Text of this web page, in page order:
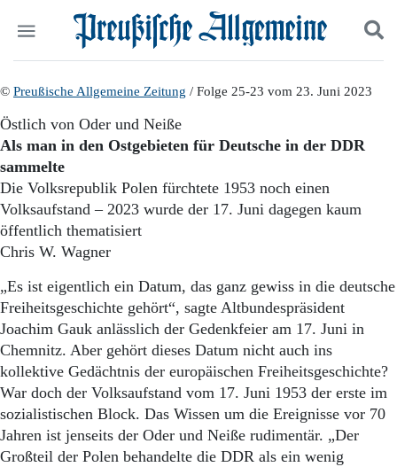
Start
Wer wir sind
Aktuelle Ausgabe
Abonnenten-Login
Abonnent werden
Abo Prämien
Politik
Wirtschaft
Panorama
Leben
Geschichte
Schlesien
Danzig und Westpreußen
Bücher
Suchen und finden
© Preußische Allgemeine Zeitung / Folge 25-23 vom 23. Juni 2023
Östlich von Oder und Neiße
Als man in den Ostgebieten für Deutsche in der DDR
sammelte
Die Volksrepublik Polen fürchtete 1953 noch einen
Volksaufstand – 2023 wurde der 17. Juni dagegen kaum
öffentlich thematisiert
Chris W. Wagner
„Es ist eigentlich ein Datum, das ganz gewiss in die deutsche
Freiheitsgeschichte gehört“, sagte Altbundespräsident
Joachim Gauk anlässlich der Gedenkfeier am 17. Juni in
Chemnitz. Aber gehört dieses Datum nicht auch ins
kollektive Gedächtnis der europäischen Freiheitsgeschichte?
War doch der Volksaufstand vom 17. Juni 1953 der erste im
sozialistischen Block. Das Wissen um die Ereignisse vor 70
Jahren ist jenseits der Oder und Neiße rudimentär. „Der
Großteil der Polen behandelte die DDR als ein wenig